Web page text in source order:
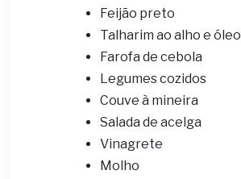
Feijão preto
Talharim ao alho e óleo
Farofa de cebola
Legumes cozidos
Couve à mineira
Salada de acelga
Vinagrete
Molho